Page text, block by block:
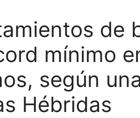
de
mínimo
según
Hébridas